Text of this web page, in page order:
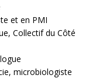
et en PMI
Collectif du Côté
microbiologiste